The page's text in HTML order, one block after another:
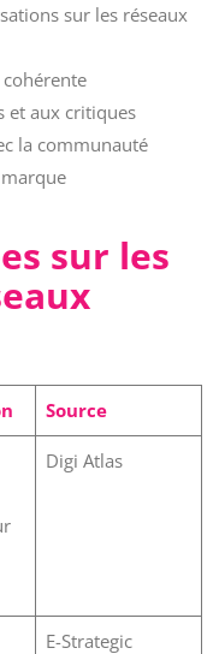
sur les réseaux
et aux critiques
la communauté
sur les
Source
Digi Atlas
E-Strategic